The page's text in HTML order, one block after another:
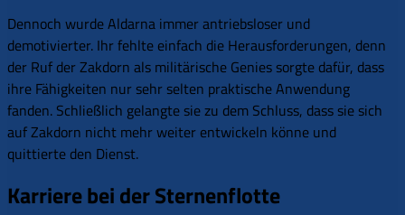
Dennoch wurde Aldarna immer antriebsloser und
demotivierter. Ihr fehlte einfach die Herausforderungen, denn
der Ruf der Zakdorn als militärische Genies sorgte dafür, dass
ihre Fähigkeiten nur sehr selten praktische Anwendung
fanden. Schließlich gelangte sie zu dem Schluss, dass sie sich
auf Zakdorn nicht mehr weiter entwickeln könne und
quittierte den Dienst.
Karriere bei der Sternenflotte